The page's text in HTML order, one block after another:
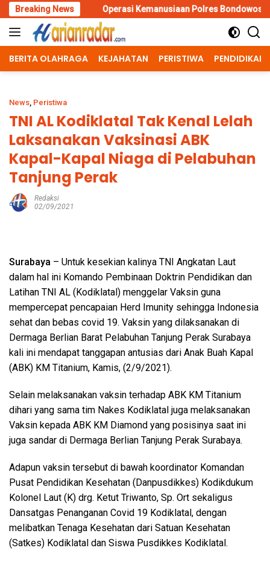
Skip
to
content
Breaking News
Operasi Kemanusiaan Polres Bondowoso Berhasil Evakuasi
BERITA OLAHRAGA KEJAHATAN PERISTIWA PENDIDIKAN
News, Peristiwa
TNI AL Kodiklatal Tak Kenal Lelah
Laksanakan Vaksinasi ABK
Kapal-Kapal Niaga di Pelabuhan
Tanjung Perak
Redaksi
02/09/2021
Surabaya – Untuk kesekian kalinya TNI Angkatan Laut
dalam hal ini Komando Pembinaan Doktrin Pendidikan dan
Latihan TNI AL (Kodiklatal) menggelar Vaksin guna
mempercepat pencapaian Herd Imunity sehingga Indonesia
sehat dan bebas covid 19. Vaksin yang dilaksanakan di
Dermaga Berlian Barat Pelabuhan Tanjung Perak Surabaya
kali ini mendapat tanggapan antusias dari Anak Buah Kapal
(ABK) KM Titanium, Kamis, (2/9/2021).
Selain melaksanakan vaksin terhadap ABK KM Titanium
dihari yang sama tim Nakes Kodiklatal juga melaksanakan
Vaksin kepada ABK KM Diamond yang posisinya saat ini
juga sandar di Dermaga Berlian Tanjung Perak Surabaya.
Adapun vaksin tersebut di bawah koordinator Komandan
Pusat Pendidikan Kesehatan (Danpusdikkes) Kodikdukum
Kolonel Laut (K) drg. Ketut Triwanto, Sp. Ort sekaligus
Dansatgas Penanganan Covid 19 Kodiklatal, dengan
melibatkan Tenaga Kesehatan dari Satuan Kesehatan
(Satkes) Kodiklatal dan Siswa Pusdikkes Kodiklatal.